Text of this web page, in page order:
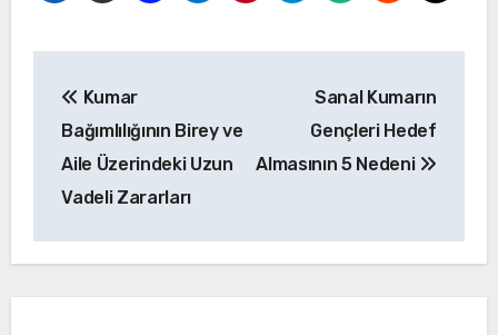
gezinmesi
Kumar
Bağımlılığının Birey ve
Aile Üzerindeki Uzun
Vadeli Zararları
Sanal Kumarın
Gençleri Hedef
Almasının 5 Nedeni